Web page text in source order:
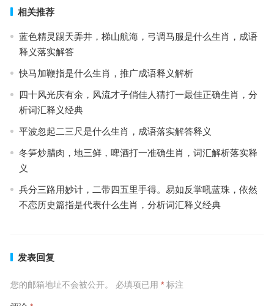
相关推荐
蓝色精灵踢天弄井，梯山航海，弓调马服是什么生肖，成语
释义落实解答
快马加鞭指是什么生肖，推广成语释义解析
四十风光庆有余，风流才子俏佳人猜打一最佳正确生肖，分
析词汇释义经典
平波忽起二三尺是什么生肖，成语落实解答释义
冬笋炒腊肉，地三鲜，啤酒打一准确生肖，词汇解析落实释
义
兵分三路用妙计，二带四五里手得。易如反掌吼蓝珠，依然
不恋历史篇指是代表什么生肖，分析词汇释义经典
发表回复
您的邮箱地址不会被公开。 必填项已用 *标注